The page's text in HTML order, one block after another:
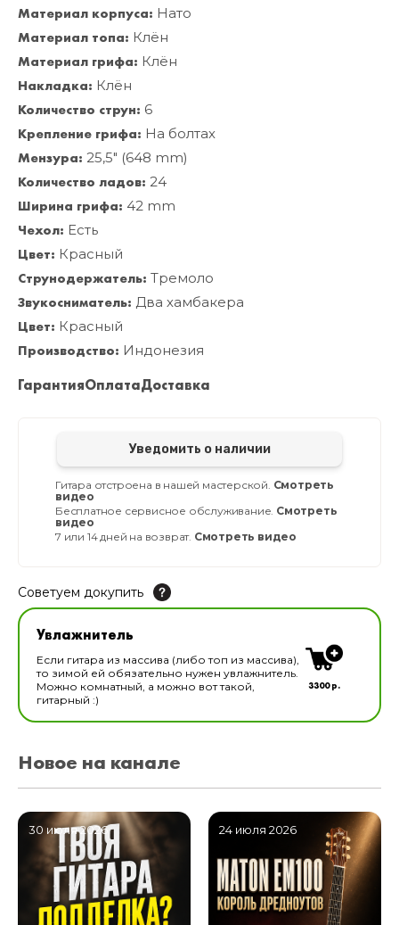
Материал корпуса: Нато
Материал топа: Клён
Материал грифа: Клён
Накладка: Клён
Количество струн: 6
Крепление грифа: На болтах
Мензура: 25,5" (648 mm)
Количество ладов: 24
Ширина грифа: 42 mm
Чехол: Есть
Цвет: Красный
Струнодержатель: Тремоло
Звукосниматель: Два хамбакера
Цвет: Красный
Производство: Индонезия
ГарантияОплатаДоставка
Уведомить о наличии
Гитара отстроена в нашей мастерской. Смотреть
видео
Бесплатное сервисное обслуживание. Смотреть
видео
7 или 14 дней на возврат. Смотреть видео
Советуем докупить
Увлажнитель для музыкальных инструментов
В наличии
Увлажнитель
Если гитара из массива (либо топ из массива),
то зимой ей обязательно нужен увлажнитель.
Можно комнатный, а можно вот такой,
гитарный :)
3300 р.
Новое на канале
30 июля 2026 24 июля 2026